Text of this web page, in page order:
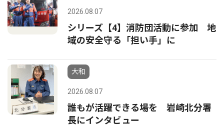
2026.08.07
シリーズ【4】消防団活動に参加 地
域の安全守る「担い手」に
大和
2026.08.07
誰もが活躍できる場を 岩崎北分署
長にインタビュー